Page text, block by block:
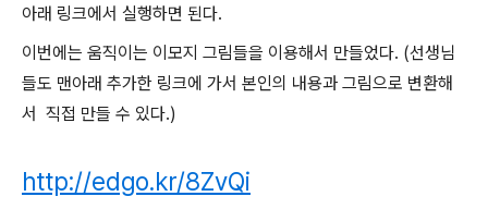
아래 링크에서 실행하면 된다.
이번에는 움직이는 이모지 그림들을 이용해서 만들었다. (선생님
들도 맨아래 추가한 링크에 가서 본인의 내용과 그림으로 변환해
서 직접 만들 수 있다.)
http://edgo.kr/8ZvQi